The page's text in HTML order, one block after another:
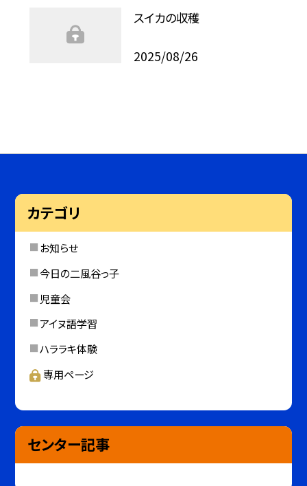
スイカの収穫
2025/08/26
カテゴリ
お知らせ
今日の二風谷っ子
児童会
アイヌ語学習
ハララキ体験
専用ページ
センター記事